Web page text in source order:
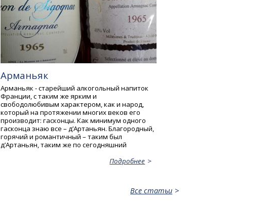
Арманьяк
Арманьяк - старейший алкогольный напиток
Франции, с таким же ярким и
свободолюбивым характером, как и народ,
который на протяжении многих веков его
производит: гасконцы. Как минимум одного
гасконца знаю все – д’Артаньян. Благородный,
горячий и романтичный – таким был
д’Артаньян, таким же по сегодняшний
Подробнее
Все статьи